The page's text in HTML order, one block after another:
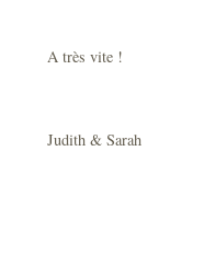
A très vite !
Judith & Sarah